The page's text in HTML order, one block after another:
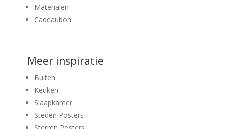
Materialen
Cadeaubon
Meer inspiratie
Buiten
Keuken
Slaapkamer
Steden Posters